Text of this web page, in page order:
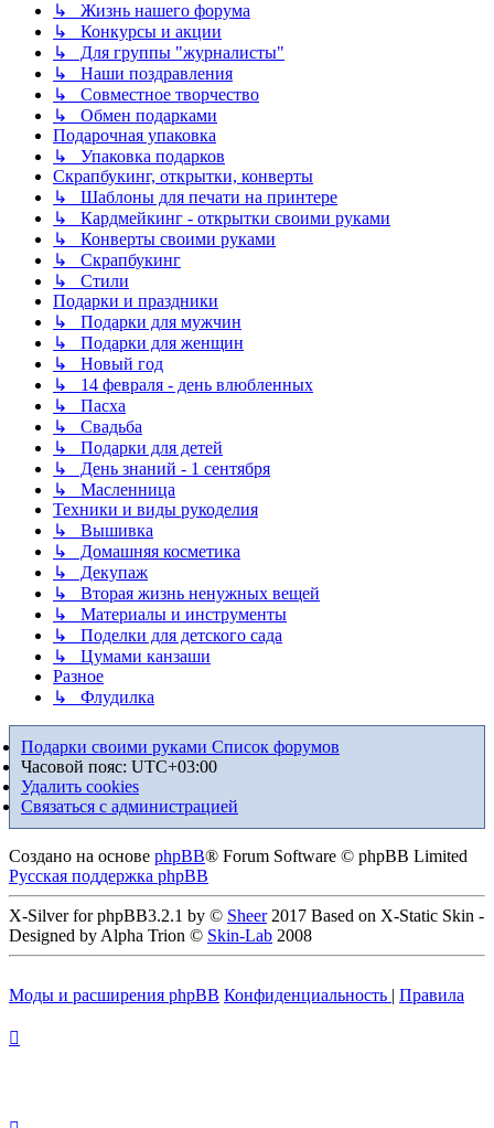
↳ Жизнь нашего форума
↳ Конкурсы и акции
↳ Для группы "журналисты"
↳ Наши поздравления
↳ Совместное творчество
↳ Обмен подарками
Подарочная упаковка
↳ Упаковка подарков
Скрапбукинг, открытки, конверты
↳ Шаблоны для печати на принтере
↳ Кардмейкинг - открытки своими руками
↳ Конверты своими руками
↳ Скрапбукинг
↳ Стили
Подарки и праздники
↳ Подарки для мужчин
↳ Подарки для женщин
↳ Новый год
↳ 14 февраля - день влюбленных
↳ Пасха
↳ Свадьба
↳ Подарки для детей
↳ День знаний - 1 сентября
↳ Масленница
Техники и виды рукоделия
↳ Вышивка
↳ Домашняя косметика
↳ Декупаж
↳ Вторая жизнь ненужных вещей
↳ Материалы и инструменты
↳ Поделки для детского сада
↳ Цумами канзаши
Разное
↳ Флудилка
Подарки своими руками Список форумов
Часовой пояс: UTC+03:00
Удалить cookies
Связаться с администрацией
Создано на основе phpBB® Forum Software © phpBB Limited
Русская поддержка phpBB
X-Silver for phpBB3.2.1 by © Sheer2017 Based on X-Static Skin -
Designed by Alpha Trion © Skin-Lab 2008
Моды и расширения phpBB Конфиденциальность | Правила